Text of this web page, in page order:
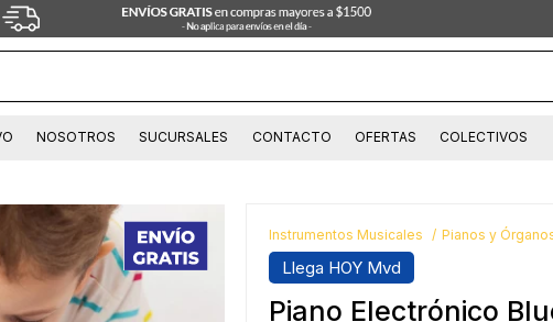
NOSOTROS SUCURSALES CONTACTO OFERTAS COLECTIVOS
Instrumentos Musicales Pianos y
Llega HOY Mvd
Piano Electrónico